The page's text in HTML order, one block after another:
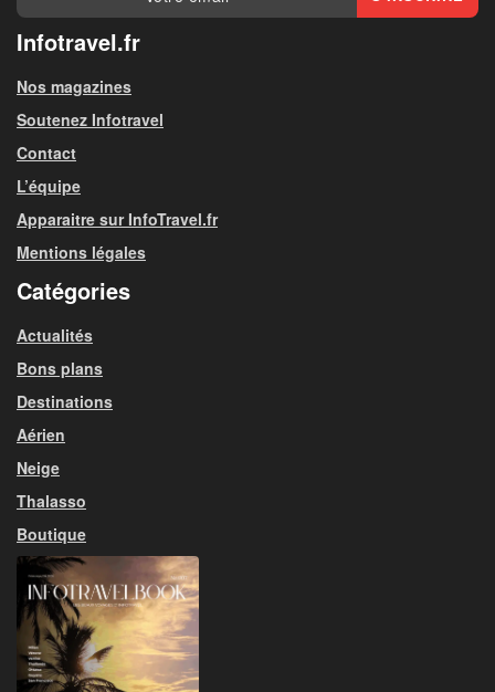
Infotravel.fr
Nos magazines
Soutenez Infotravel
Contact
L’équipe
Apparaitre sur InfoTravel.fr
Mentions légales
Catégories
Actualités
Bons plans
Destinations
Aérien
Neige
Thalasso
Boutique